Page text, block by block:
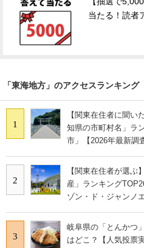
当たる！読者
「東海地方」のアクセスランキング
1
【関東在住者に聞い
知県の市町村名」ラ
市」【2026年最新調
2
【関東在住者が選ぶ
産」ランキング
ゾン・ド・ジャンノ
3
岐阜県の「とんかつ
はどこ？【人気投票